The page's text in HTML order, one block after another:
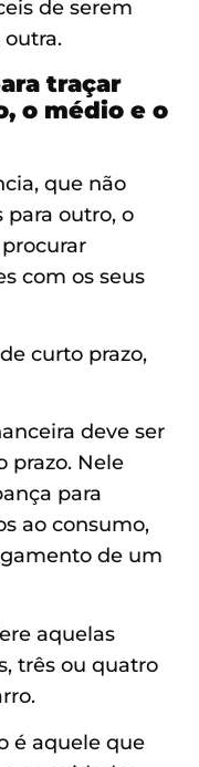
de serem
traçar
o médio e o
que não
para outro, o
com os seus
curto prazo,
deve ser
prazo. Nele
para
ao consumo,
de um
aquelas
três ou quatro
é aquele que